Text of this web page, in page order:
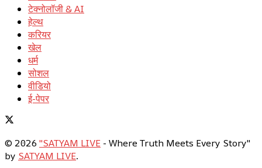
टेक्नोलॉजी & AI
हेल्थ
करियर
खेल
धर्म
सोशल
वीडियो
ई-पेपर
© 2026 "SATYAM LIVE - Where Truth Meets Every Story"
by SATYAM LIVE.